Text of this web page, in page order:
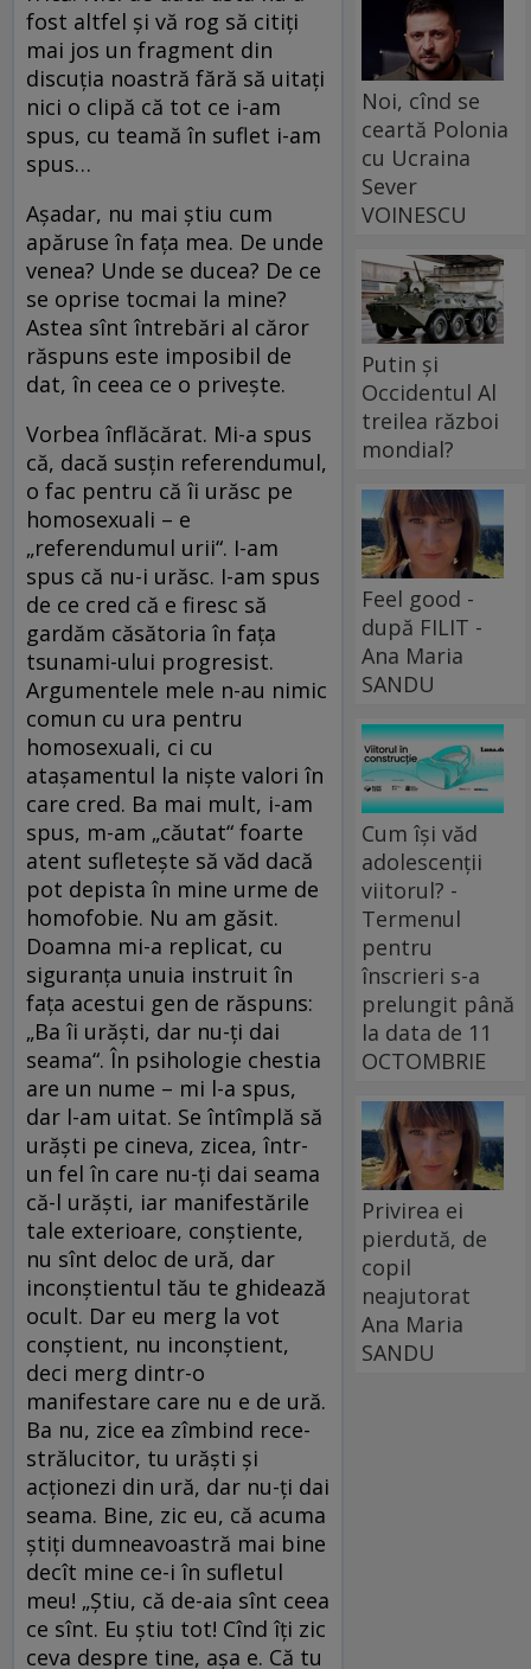
fost altfel și vă rog să citiți
mai jos un fragment din
discuția noastră fără să uitați
nici o clipă că tot ce i-am
spus, cu teamă în suflet i-am
spus…
Așadar, nu mai știu cum
apăruse în fața mea. De unde
venea? Unde se ducea? De ce
se oprise tocmai la mine?
Astea sînt întrebări al căror
răspuns este imposibil de
dat, în ceea ce o privește.
Vorbea înflăcărat. Mi-a spus
că, dacă susțin referendumul,
o fac pentru că îi urăsc pe
homosexuali – e
„referendumul urii“. I-am
spus că nu-i urăsc. I-am spus
de ce cred că e firesc să
gardăm căsătoria în fața
tsunami-ului progresist.
Argumentele mele n-au nimic
comun cu ura pentru
homosexuali, ci cu
atașamentul la niște valori în
care cred. Ba mai mult, i-am
spus, m-am „căutat“ foarte
atent sufletește să văd dacă
pot depista în mine urme de
homofobie. Nu am găsit.
Doamna mi-a replicat, cu
siguranța unuia instruit în
fața acestui gen de răspuns:
„Ba îi urăști, dar nu-ți dai
seama“. În psihologie chestia
are un nume – mi l-a spus,
dar l-am uitat. Se întîmplă să
urăști pe cineva, zicea, într-
un fel în care nu-ți dai seama
că-l urăști, iar manifestările
tale exterioare, conștiente,
nu sînt deloc de ură, dar
inconștientul tău te ghidează
ocult. Dar eu merg la vot
conștient, nu inconștient,
deci merg dintr-o
manifestare care nu e de ură.
Ba nu, zice ea zîmbind rece-
strălucitor, tu urăști și
acționezi din ură, dar nu-ți dai
seama. Bine, zic eu, că acuma
știți dumneavoastră mai bine
decît mine ce-i în sufletul
meu! „Știu, că de-aia sînt ceea
ce sînt. Eu știu tot! Cînd îți zic
ceva despre tine, așa e. Că tu
Noi, cînd se
ceartă Polonia
cu Ucraina
Sever
VOINESCU
Putin și
Occidentul Al
treilea război
mondial?
Feel good -
după FILIT -
Ana Maria
SANDU
Cum își văd
adolescenții
viitorul? -
Termenul
pentru
înscrieri s-a
prelungit până
la data de 11
OCTOMBRIE
Privirea ei
pierdută, de
copil
neajutorat
Ana Maria
SANDU